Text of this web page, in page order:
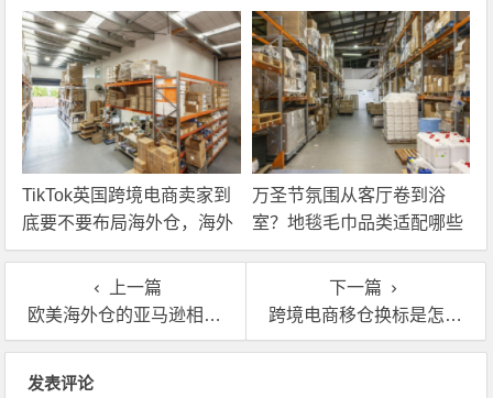
解决！
TikTok英国跨境电商卖家到
底要不要布局海外仓，海外
仓优势分析！
万圣节氛围从客厅卷到浴
室？地毯毛巾品类适配哪些
海外仓服务？
上一篇
欧美海外仓的亚马逊相关服务有哪些？费用贵吗
下一篇
跨境电商移仓换标是怎么收费的？哪个海外仓比较专业
发表评论